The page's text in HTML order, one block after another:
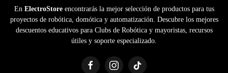
EnElectroStoreencontrarás la mejor selección de productos para tus
proyectos de robótica, domótica y automatización. Descubre los mejores
descuentos educativos para Clubs de Robótica y mayoristas, recursos
útiles y soporte especializado.